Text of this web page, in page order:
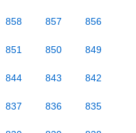
858 857 856
851 850 849
844 843 842
837 836 835